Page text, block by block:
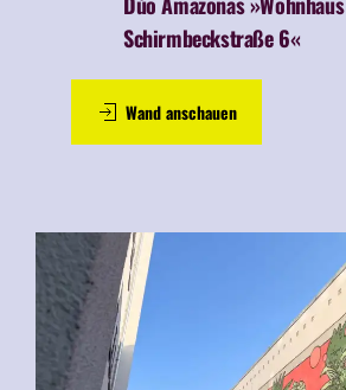
Schirmbeckstraße 6«
Wand anschauen